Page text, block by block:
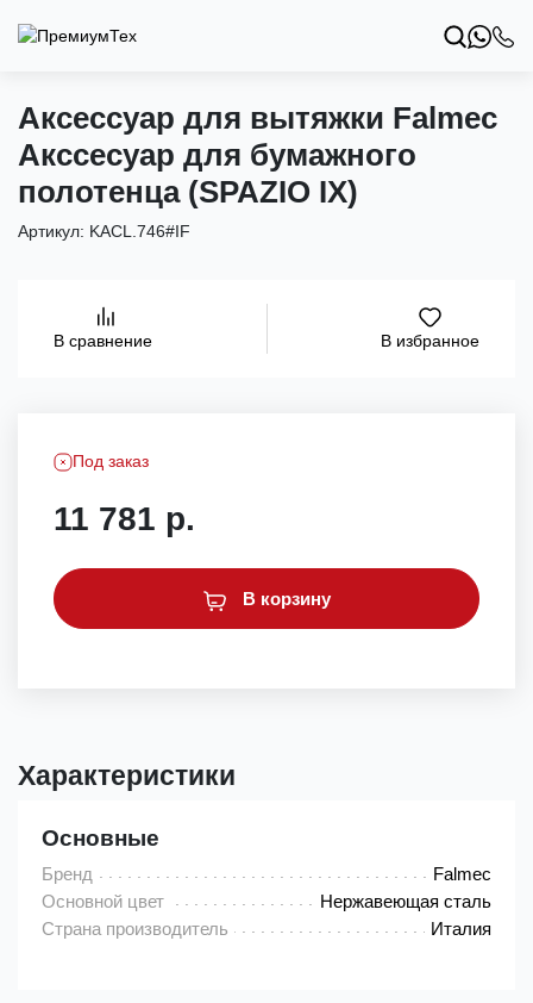
Аксессуар для вытяжки Falmec
Акссесуар для бумажного
полотенца (SPAZIO IX)
Артикул: KACL.746#IF
В сравнение В избранное
Под заказ
11 781 р.
В корзину
Характеристики
Основные
Бренд
Falmec
Основной цвет
Нержавеющая сталь
Страна производитель
Италия